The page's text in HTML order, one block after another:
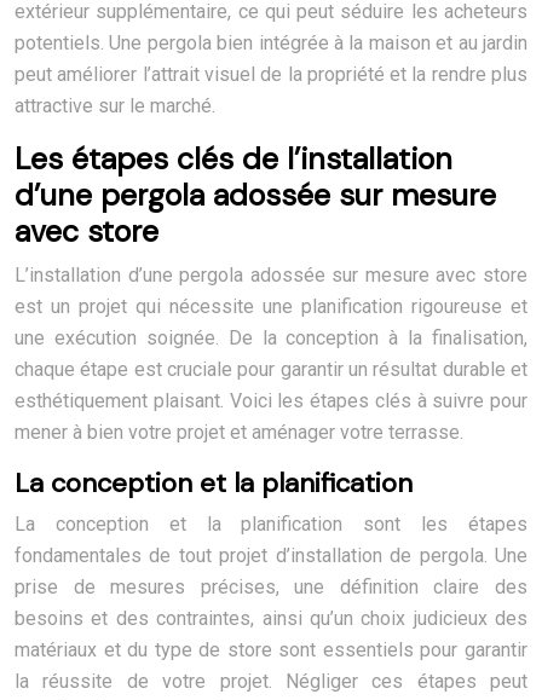
extérieur supplémentaire, ce qui peut séduire les acheteurs
potentiels. Une pergola bien intégrée à la maison et au jardin
peut améliorer l’attrait visuel de la propriété et la rendre plus
attractive sur le marché.
Les étapes clés de l’installation
d’une pergola adossée sur mesure
avec store
L’installation d’une pergola adossée sur mesure avec store
est un projet qui nécessite une planification rigoureuse et
une exécution soignée. De la conception à la finalisation,
chaque étape est cruciale pour garantir un résultat durable et
esthétiquement plaisant. Voici les étapes clés à suivre pour
mener à bien votre projet et aménager votre terrasse.
La conception et la planification
La conception et la planification sont les étapes
fondamentales de tout projet d’installation de pergola. Une
prise de mesures précises, une définition claire des
besoins et des contraintes, ainsi qu’un choix judicieux des
matériaux et du type de store sont essentiels pour garantir
la réussite de votre projet. Négliger ces étapes peut